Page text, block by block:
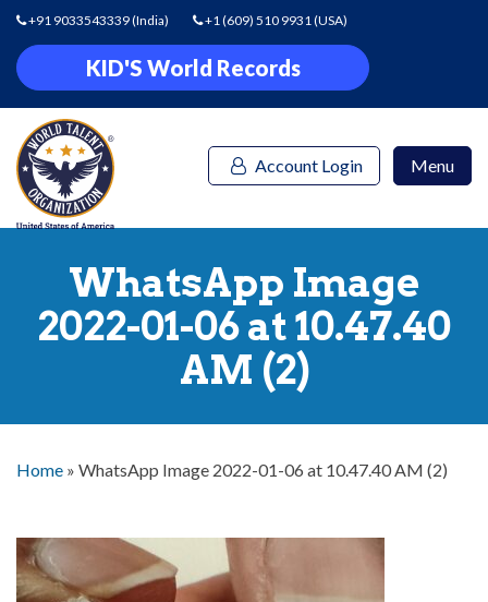
+91 9033543339(India) +1 (609) 510 9931(USA)
KID'S World Records
Account Login Menu
WhatsApp Image
2022-01-06 at 10.47.40
AM (2)
Home » WhatsApp Image 2022-01-06 at 10.47.40 AM (2)